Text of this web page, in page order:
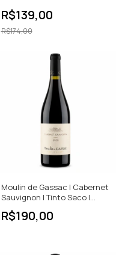
R$139,00
R$174,00
Moulin de Gassac | Cabernet
Sauvignon | Tinto Seco |
R$190,00